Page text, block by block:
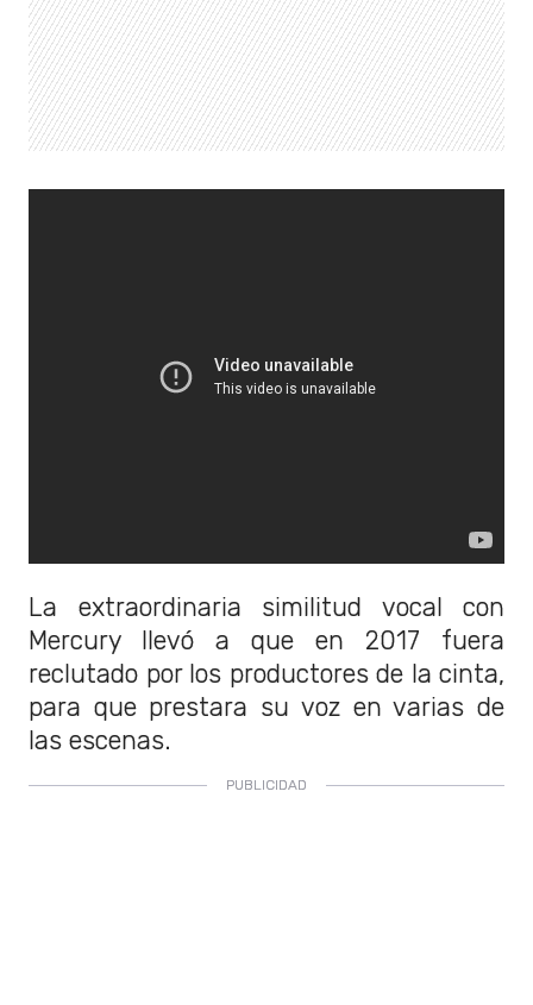
La extraordinaria similitud vocal con
Mercury llevó a que en 2017 fuera
reclutado por los productores de la cinta,
para que prestara su voz en varias de
las escenas.